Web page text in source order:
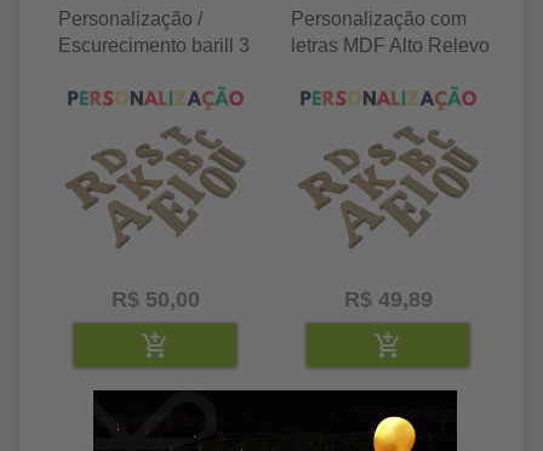
Personalização /
Escurecimento barill 3
R$ 50,00
Personalização com
letras MDF Alto Relevo
R$ 49,89